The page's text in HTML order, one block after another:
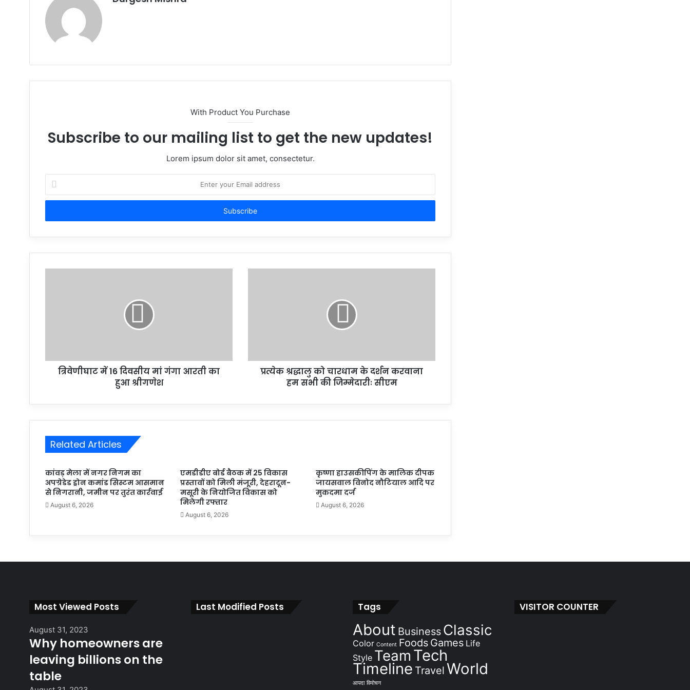
With Product You Purchase
Subscribe to our mailing list to get the new updates!
Lorem ipsum dolor sit amet, consectetur.
Enter
your
Email
त्रिवेणीघाट में 16 दिवसीय मां गंगा आरती का
हुआ श्रीगणेश
प्रत्येक श्रद्धालु को चारधाम के दर्शन करवाना
हम सभी की जिम्मेदारीः सीएम
Related Articles
कांवड़ मेला में नगर निगम का
अपग्रेडेड ड्रोन कमांड सिस्टम आसमान
से निगरानी, जमीन पर तुरंत कार्रवाई
August 6, 2026
एमडीडीए बोर्ड बैठक में 25 विकास
प्रस्तावों को मिली मंजूरी, देहरादून-
मसूरी के नियोजित विकास को
मिलेगी रफ्तार
August 6, 2026
कृष्णा हाउसकीपिंग के मालिक दीपक
जायसवाल विनोद नौटियाल आदि पर
मुकदमा दर्ज
August 6, 2026
Most Viewed Posts
August 31, 2023
Why homeowners are
leaving billions on the
table
Last Modified Posts Tags
About Business Classic
Color Content Foods Games Life
Style Team Tech
Timeline Travel World
आपदा विमोचन
VISITOR COUNTER